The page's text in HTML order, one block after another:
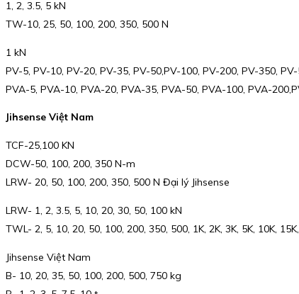
1, 2, 3.5, 5 kN
TW-10, 25, 50, 100, 200, 350, 500 N
1 kN
PV-5, PV-10, PV-20, PV-35, PV-50,PV-100, PV-200, PV-350,
PVA-5, PVA-10, PVA-20, PVA-35, PVA-50, PVA-100, PVA-
Jihsense Việt Nam
TCF-25,100 KN
DCW-50, 100, 200, 350 N-m
LRW- 20, 50, 100, 200, 350, 500 N Đại lý Jihsense
LRW- 1, 2, 3.5, 5, 10, 20, 30, 50, 100 kN
TWL- 2, 5, 10, 20, 50, 100, 200, 350, 500, 1K, 2K, 3K, 5K, 10K,
Jihsense Việt Nam
B- 10, 20, 35, 50, 100, 200, 500, 750 kg